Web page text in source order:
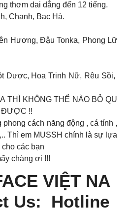
thơm dai dẳng đến 12 tiếng.
Chanh, Bạc Hà.
Hương, Đậu Tonka, Phong Lữ
Dược, Hoa Trinh Nữ, Rêu Sồi,
THÌ KHÔNG THỂ NÀO BỎ QU
!!
cách năng động , cá tính ,
Thì em MUSSH chính là sự lựa
các bạn
chàng ơi !!!
VIỆT NA
Us: Hotline